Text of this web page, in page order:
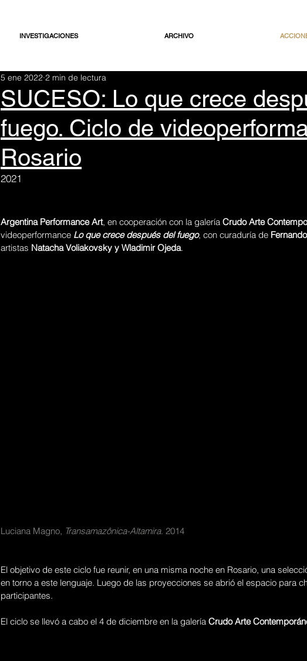
INVESTIGACIONES ARCHIVO
SUCESO: Lo que crece
fuego. Ciclo de
Rosario
5 ene 2022 2 min de lectura
2021
Argentina Performance Art, en cooperación con la galería Crudo Arte
videoperformance Lo que crece después del fuego, con curaduría de
artistas Natacha Voliakovsky y Wladimir Ojeda.
Luciana Magno, Transamazônica-Altamira. 2014
El objetivo de este ciclo fue reunir, en una misma noche en Rosario, una
en torno a este lenguaje. Luego de las proyecciones se abrió el espacio para
participantes.
El ciclo se llevó a cabo el 4 de diciembre en la galería Crudo Arte